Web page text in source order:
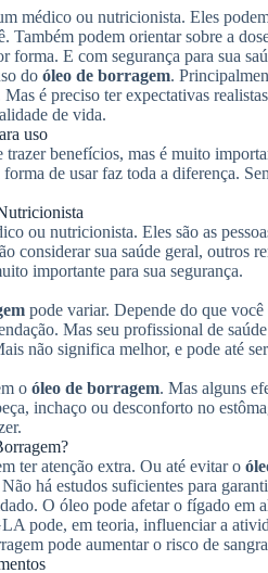
médico ou nutricionista. Eles
Também podem orientar sobre a
forma. E com segurança para sua
do óleo de borragem.
é preciso ter expectativas
de vida.
uso
trazer benefícios, mas é muito
de usar faz toda a diferença.
ou nutricionista. Eles são as
considerar sua saúde geral, outros
importante para sua segurança.
pode variar. Depende do que
Mas seu profissional de
não significa melhor, e pode até
o óleo de borragem. Mas alguns
inchaço ou desconforto no
ter atenção extra. Ou até evitar o
há estudos suficientes para
O óleo pode afetar o fígado em
pode, em teoria, influenciar a
pode aumentar o risco de